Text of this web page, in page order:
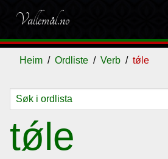
Vallemål.no
Heim Ordliste Verb tǿle
tǿle
Ordliste
Om